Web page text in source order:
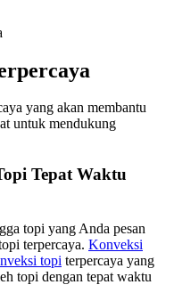
yang akan membantu
untuk mendukung
Tepat Waktu
topi yang Anda pesan
terpercaya. Konveksi
topi terpercaya yang
topi dengan tepat waktu